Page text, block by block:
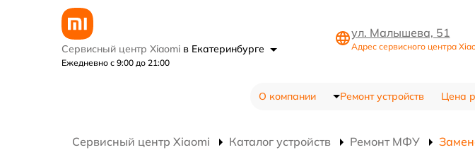
Сервисный центр Xiaomi в Екатеринбурге
Ежедневно с 9:00 до 21:00
ул. Малышева, 51
Адрес сервисного центра
О компании Ремонт устройств Цена
Сервисный центр Xiaomi Каталог устройств Ремонт МФУ